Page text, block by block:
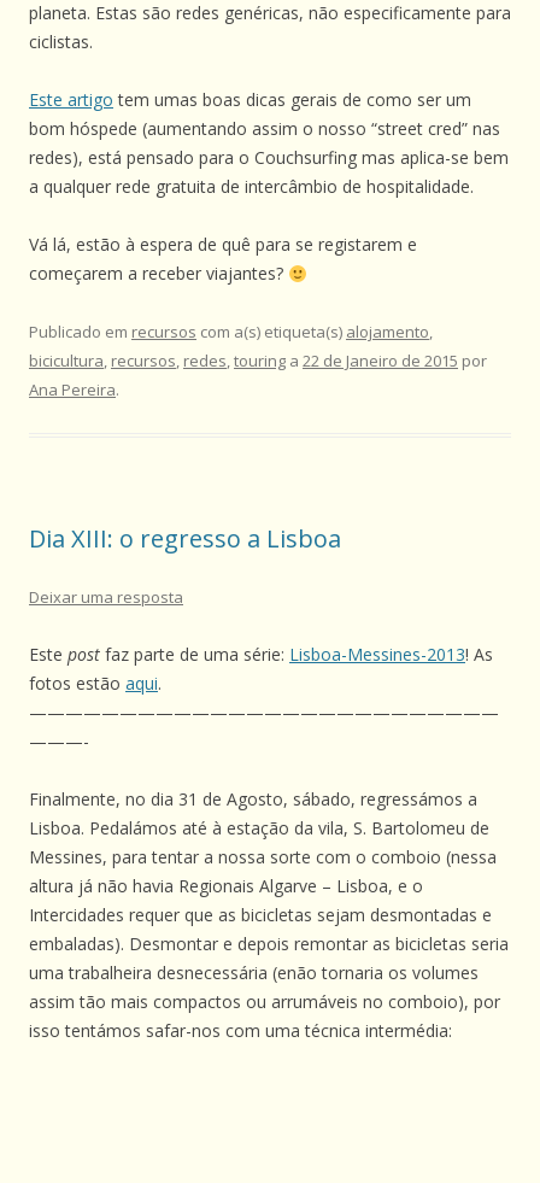
planeta. Estas são redes genéricas, não especificamente para
ciclistas.
Este artigo tem umas boas dicas gerais de como ser um
bom hóspede (aumentando assim o nosso “street cred” nas
redes), está pensado para o Couchsurfing mas aplica-se bem
a qualquer rede gratuita de intercâmbio de hospitalidade.
Vá lá, estão à espera de quê para se registarem e
começarem a receber viajantes?
Publicado em recursos com a(s) etiqueta(s) alojamento,
bicicultura, recursos, redes,touring a 22 de Janeiro de 2015 por
Ana Pereira.
Dia XIII: o regresso a Lisboa
Deixar uma resposta
Este post faz parte de uma série: Lisboa-Messines-2013! As
fotos estão aqui.
——————————————————————————
———-
Finalmente, no dia 31 de Agosto, sábado, regressámos a
Lisboa. Pedalámos até à estação da vila, S. Bartolomeu de
Messines, para tentar a nossa sorte com o comboio (nessa
altura já não havia Regionais Algarve – Lisboa, e o
Intercidades requer que as bicicletas sejam desmontadas e
embaladas). Desmontar e depois remontar as bicicletas seria
uma trabalheira desnecessária (enão tornaria os volumes
assim tão mais compactos ou arrumáveis no comboio), por
isso tentámos safar-nos com uma técnica intermédia: